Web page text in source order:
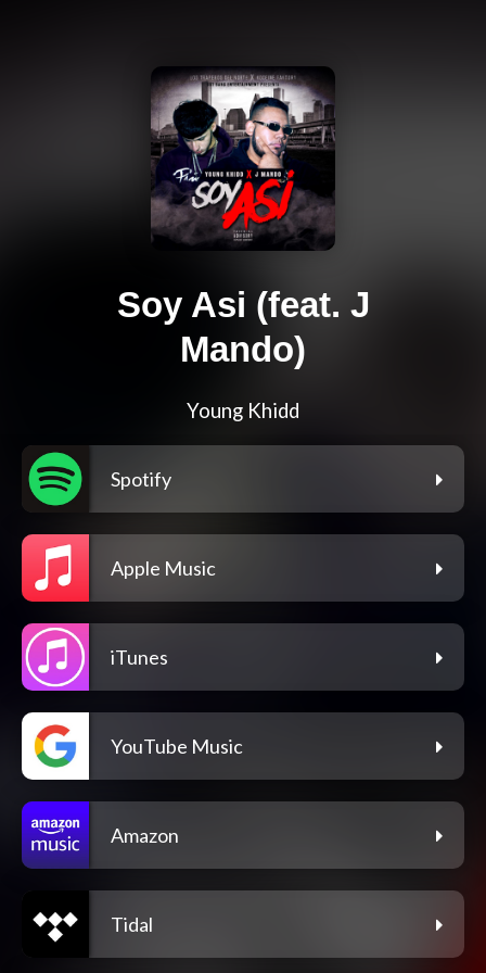
Soy Asi (feat. J
Mando)
Young Khidd
Spotify
Apple Music
iTunes
YouTube Music
Amazon
Tidal